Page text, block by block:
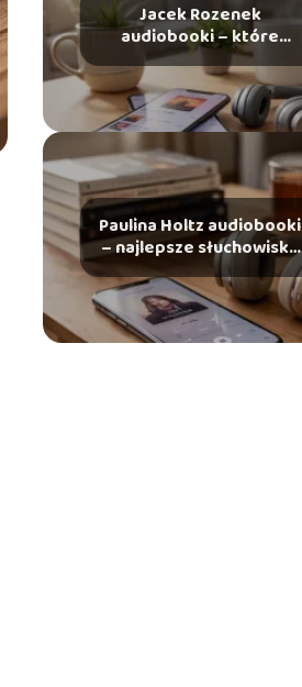
Jacek Rozenek
audiobooki – które
warto wybrać i gdzie
słuchać?
Paulina Holtz audiobooki
– najlepsze słuchowiska
z jej udziałem